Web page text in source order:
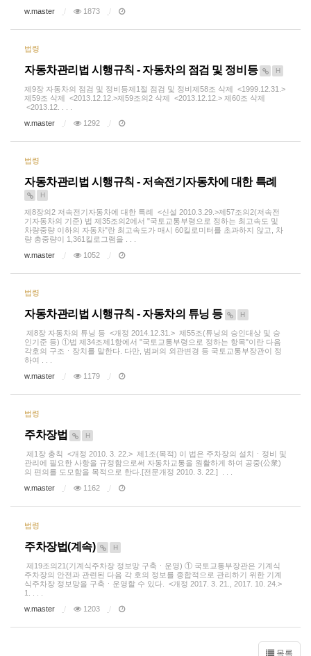
w.master
1873
법령
자동차관리법 시행규칙 - 자동차의 점검 및 정비등 H
제9장 자동차의 점검 및 정비등제1절 점검 및 정비제58조 삭제 <1999.12.31.>
제59조 삭제 <2013.12.12.>제59조의2 삭제 <2013.12.12.> 제60조 삭제
<2013.12. . . .
w.master
1292
법령
자동차관리법 시행규칙 - 저속전기자동차에 대한 특례
H
제8장의2 저속전기자동차에 대한 특례 <신설 2010.3.29.>제57조의2(저속전
기자동차의 기준) 법 제35조의2에서 "국토교통부령으로 정하는 최고속도 및
차량중량 이하의 자동차"란 최고속도가 매시 60킬로미터를 초과하지 않고, 차
량 총중량이 1,361킬로그램을 . . .
w.master
1052
법령
자동차관리법 시행규칙 - 자동차의 튜닝 등 H
제8장 자동차의 튜닝 등 <개정 2014.12.31.> 제55조(튜닝의 승인대상 및 승
인기준 등) ①법 제34조제1항에서 "국토교통부령으로 정하는 항목"이란 다음
각호의 구조ㆍ장치를 말한다. 다만, 범퍼의 외관변경 등 국토교통부장관이 정
하여 . . .
w.master
1179
법령
주차장법 H
제1장 총칙 <개정 2010. 3. 22.> 제1조(목적) 이 법은 주차장의 설치ㆍ정비 및
관리에 필요한 사항을 규정함으로써 자동차교통을 원활하게 하여 공중(公衆)
의 편의를 도모함을 목적으로 한다.[전문개정 2010. 3. 22.] . . .
w.master
1162
법령
주차장법(계속) H
제19조의21(기계식주차장 정보망 구축ㆍ운영) ① 국토교통부장관은 기계식
주차장의 안전과 관련된 다음 각 호의 정보를 종합적으로 관리하기 위한 기계
식주차장 정보망을 구축ㆍ운영할 수 있다. <개정 2017. 3. 21., 2017. 10. 24.>
1. . . .
w.master
1203
목록